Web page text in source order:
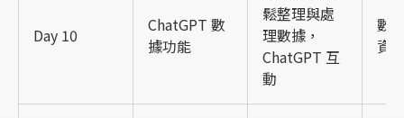
Day 10
ChatGPT 數
據功能
鬆整理與處
理數據，
ChatGPT 互
動
數
資